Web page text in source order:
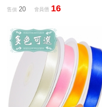
售價20 會員價 16